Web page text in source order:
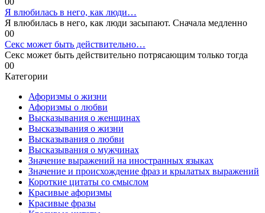
Я влюбилась в него, как люди…
Я влюбилась в него, как люди засыпают. Сначала медленно
00
Секс может быть действительно…
Секс может быть действительно потрясающим только тогда
00
Категории
Афоризмы о жизни
Афоризмы о любви
Высказывания о женщинах
Высказывания о жизни
Высказывания о любви
Высказывания о мужчинах
Значение выражений на иностранных языках
Значение и происхождение фраз и крылатых выражений
Короткие цитаты со смыслом
Красивые афоризмы
Красивые фразы